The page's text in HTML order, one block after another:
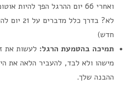
ואחרי 66 יום ההרגל הפך להיות
לא? בדרך כלל
חדש)
תמיכה בהטמעת הרגל: לעשות את
מישהו ולא לבד, להעביר הלאה את
ההבנה שלך.